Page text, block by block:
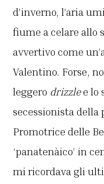
d’inverno, l’aria
fiume a celare allo
avvertivo come
Valentino. Forse,
leggero drizzlee lo
secessionista della
Promotrice delle
‘panatenàico’ in
mi ricordava gli